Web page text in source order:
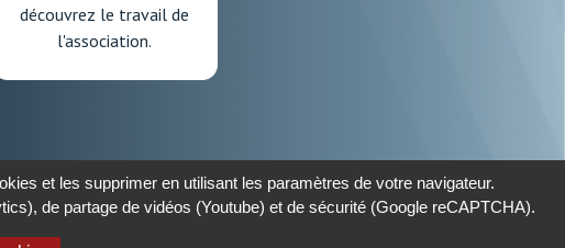
découvrez le travail de
l'association.
et les supprimer en utilisant les paramètres de votre navigateur.
de partage de vidéos (Youtube) et de sécurité (Google reCAPTCHA).